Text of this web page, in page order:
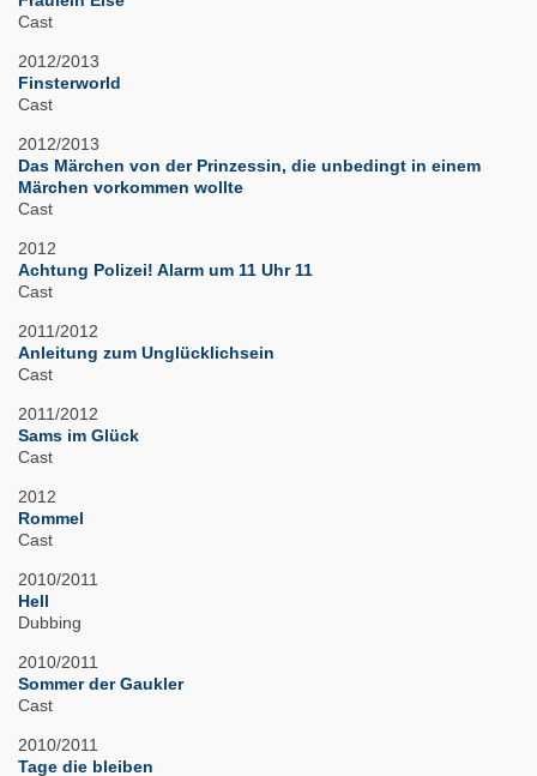
Cast
2012/2013
Finsterworld
Cast
2012/2013
Das Märchen von der Prinzessin, die unbedingt in einem
Märchen vorkommen wollte
Cast
2012
Achtung Polizei! Alarm um 11 Uhr 11
Cast
2011/2012
Anleitung zum Unglücklichsein
Cast
2011/2012
Sams im Glück
Cast
2012
Rommel
Cast
2010/2011
Hell
Dubbing
2010/2011
Sommer der Gaukler
Cast
2010/2011
Tage die bleiben